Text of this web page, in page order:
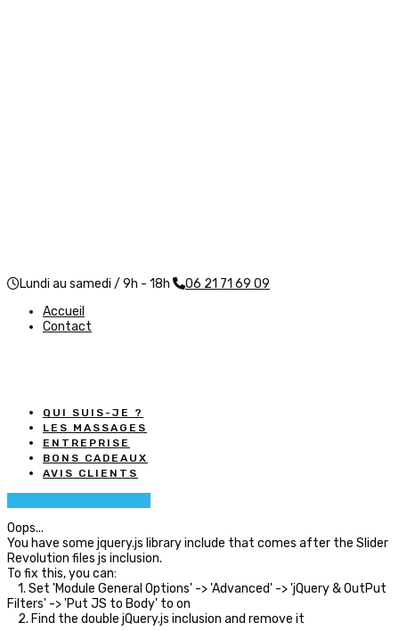
Lundi au samedi / 9h - 18h
06 21 71 69 09
Accueil
Contact
QUI SUIS-JE ?
LES MASSAGES
ENTREPRISE
BONS CADEAUX
AVIS CLIENTS
Oops...
You have some jquery.js library include that comes after the Slider
Revolution files js inclusion.
To fix this, you can:
1. Set 'Module General Options' -> 'Advanced' -> 'jQuery & OutPut
Filters' -> 'Put JS to Body' to on
2. Find the double jQuery.js inclusion and remove it